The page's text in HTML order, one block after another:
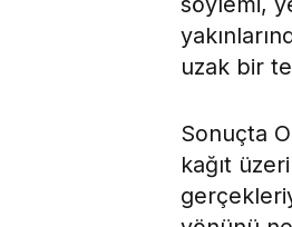
uzak bir
Sonuçta
kağıt